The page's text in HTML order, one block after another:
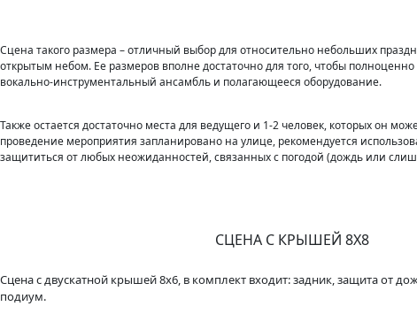
Сцена такого размера – отличный выбор для относительно небольших
открытым небом. Ее размеров вполне достаточно для того, чтобы
вокально-инструментальный ансамбль и полагающееся оборудование.
Также остается достаточно места для ведущего и 1-2 человек, которых он
проведение мероприятия запланировано на улице, рекомендуется
защититься от любых неожиданностей, связанных с погодой (дождь или
СЦЕНА С КРЫШЕЙ 8Х8
Сцена с двускатной крышей 8x6, в комплект входит: задник, защита от
подиум.